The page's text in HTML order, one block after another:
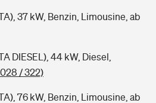
37 kW, Benzin, Limousine, ab
DIESEL), 44 kW, Diesel,
/ 322)
76 kW, Benzin, Limousine, ab